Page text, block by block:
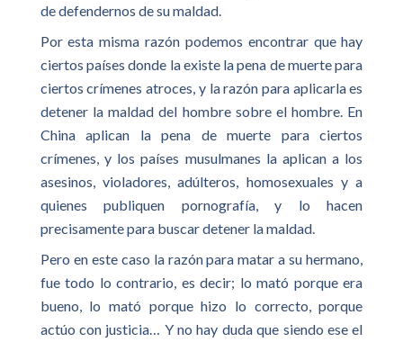
de defendernos de su maldad.
Por esta misma razón podemos encontrar que hay
ciertos países donde la existe la pena de muerte para
ciertos crímenes atroces, y la razón para aplicarla es
detener la maldad del hombre sobre el hombre. En
China aplican la pena de muerte para ciertos
crímenes, y los países musulmanes la aplican a los
asesinos, violadores, adúlteros, homosexuales y a
quienes publiquen pornografía, y lo hacen
precisamente para buscar detener la maldad.
Pero en este caso la razón para matar a su hermano,
fue todo lo contrario, es decir; lo mató porque era
bueno, lo mató porque hizo lo correcto, porque
actúo con justicia… Y no hay duda que siendo ese el